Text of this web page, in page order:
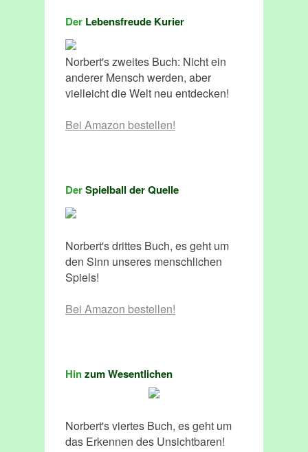
Der Lebensfreude Kurier
Norbert's zweites Buch: Nicht ein
anderer Mensch werden, aber
vielleicht die Welt neu entdecken!
Bei Amazon bestellen!
DerSpielball der Quelle
Norbert's drittes Buch, es geht um
den Sinn unseres menschlichen
Spiels!
Bei Amazon bestellen!
Hinzum Wesentlichen
Norbert's viertes Buch, es geht um
das Erkennen des Unsichtbaren!